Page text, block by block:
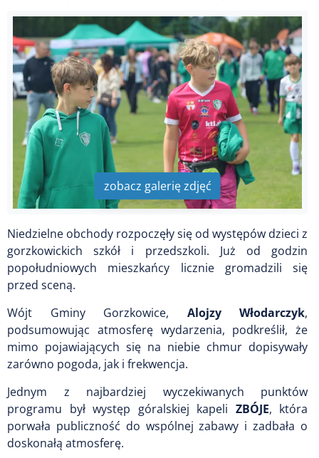
zobacz galerię zdjęć
Niedzielne obchody rozpoczęły się od występów dzieci z
gorzkowickich szkół i przedszkoli. Już od godzin
popołudniowych mieszkańcy licznie gromadzili się
przed sceną.
Wójt Gminy Gorzkowice, Alojzy Włodarczyk,
podsumowując atmosferę wydarzenia, podkreślił, że
mimo pojawiających się na niebie chmur dopisywały
zarówno pogoda, jak i frekwencja.
Jednym z najbardziej wyczekiwanych punktów
programu był występ góralskiej kapeli ZBÓJE, która
porwała publiczność do wspólnej zabawy i zadbała o
doskonałą atmosferę.